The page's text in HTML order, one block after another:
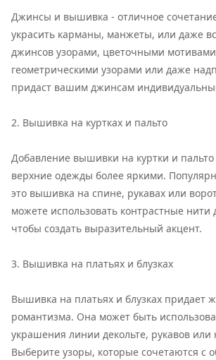
Джинсы и вышивка - отличное
украсить карманы, манжеты, или даже
джинсов узорами, цветочными
геометрическими узорами или даже
придаст вашим джинсам
2. Вышивка на куртках и пальто
Добавление вышивки на куртки и
верхние одежды более яркими.
это вышивка на спине, рукавах или
можете использовать контрастные
чтобы создать выразительный акцент.
3. Вышивка на платьях и блузках
Вышивка на платьях и блузках придает
романтизма. Она может быть
украшения линии декольте, рукавов или
Выберите узоры, которые сочетаются с